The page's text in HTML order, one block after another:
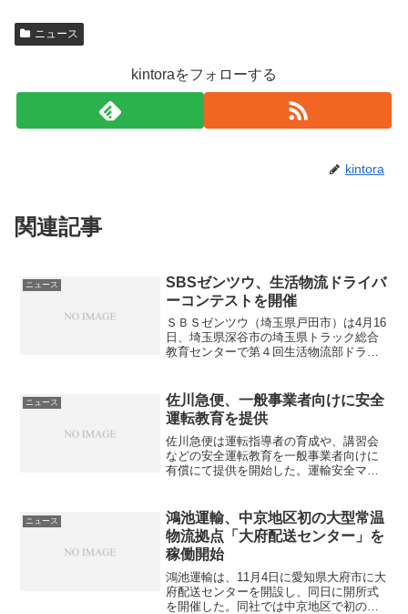
l
b
ニュース
kintoraをフォローする
kintora
関連記事
ニュース
SBSゼンツウ、生活物流ドライバ
ーコンテストを開催
ＳＢＳゼンツウ（埼玉県戸田市）は4月16
日、埼玉県深谷市の埼玉県トラック総合
教育センターで第４回生活物流部ドライ
帯物流に特化し、輸送、物流センター運
営、流通加工から宅配...
ニュース
佐川急便、一般事業者向けに安全
運転教育を提供
佐川急便は運転指導者の育成や、講習会
などの安全運転教育を一般事業者向けに
有償にて提供を開始した。運輸安全マネ
違反の発生件数が約7割減少し、その結
果、同社に研修の見学...
ニュース
鴻池運輸、中京地区初の大型常温
物流拠点「大府配送センター」を
稼働開始
鴻池運輸は、11月4日に愛知県大府市に大
府配送センターを開設し、同日に開所式
を開催した。同社では中京地区で初の大